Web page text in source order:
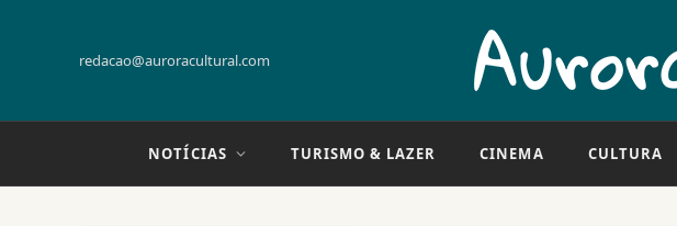
redacao@auroracultural.com
NOTÍCIAS TURISMO & LAZER CINEMA CULTURA